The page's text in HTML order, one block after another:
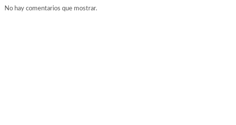
No hay comentarios que mostrar.